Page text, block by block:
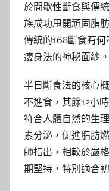
於間歇性斷食與傳
族成功甩開頑固脂
傳統的168斷食有
瘦身法的神秘面紗。
半日斷食法的核心
不進食，其餘12小
符合人體自然的生
素分泌，促進脂肪
師指出，相較於嚴
期堅持，特別適合